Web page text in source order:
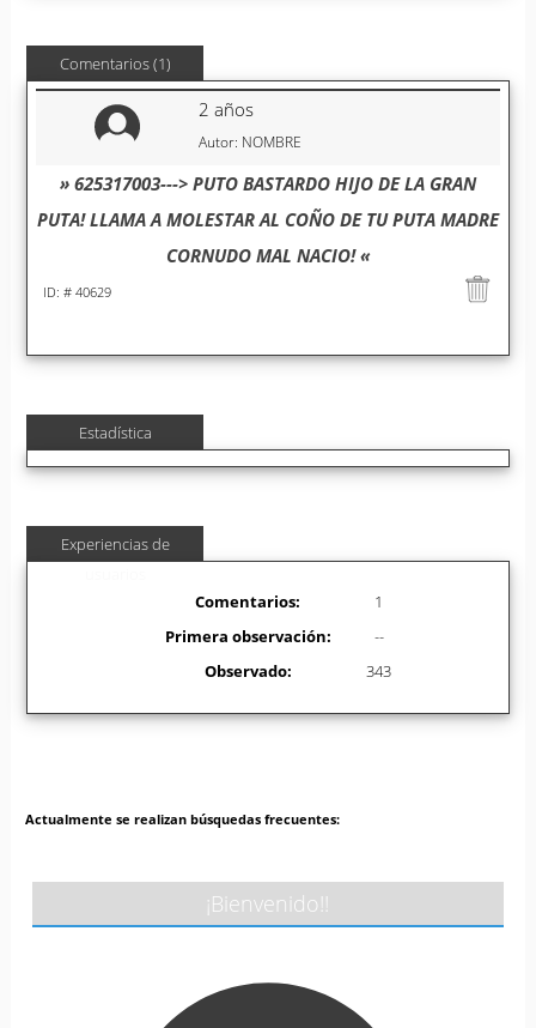
Comentarios (1)
Autor: NOMBRE
2 años
ID: # 40629
» 625317003---> PUTO BASTARDO HIJO DE LA GRAN
PUTA! LLAMA A MOLESTAR AL COÑO DE TU PUTA MADRE
CORNUDO MAL NACIO! «
Estadística
Experiencias de
Comentarios:
1
Primera observación:
--
Observado:
343
Actualmente se realizan búsquedas frecuentes:
¡Bienvenido!!